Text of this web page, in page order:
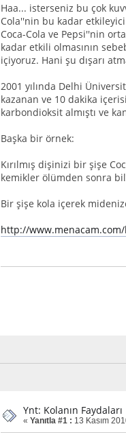
Haa... isterseniz bu çok
Cola''nin bu kadar
Coca-Cola ve Pepsi''nin
kadar etkili olmasının
içiyoruz. Hani şu dışarı
2001 yılında Delhi
kazanan ve 10 dakika
karbondioksit almıştı ve
Başka bir örnek:
Kırılmış dişinizi bir şişe
kemikler ölümden sonra
Bir şişe kola içerek
http://
Ynt: Kolanın Faydaları
« Yanıtla #1 : 13 Kasım